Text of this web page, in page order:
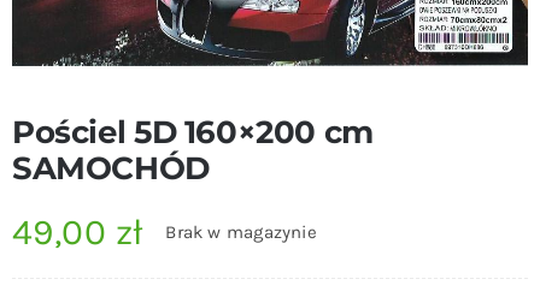
Pościel 5D 160×200 cm
SAMOCHÓD
49,00 zł Brak w magazynie